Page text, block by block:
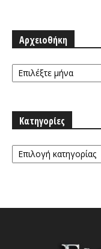
Αρχειοθήκη
Αρχειοθήκη
Κατηγορίες
Κατηγορίες